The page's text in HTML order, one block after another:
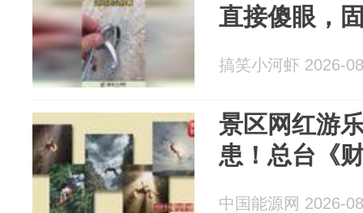
直接傻眼，
搞笑小河虾 2026-
景区网红游
患！总台《
中国能源网 2026-